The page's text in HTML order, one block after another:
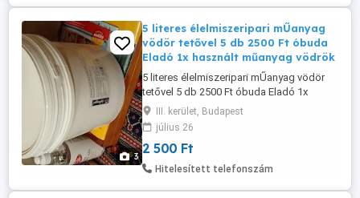
nekünk ...
3
5 literes élelmiszeripari mŰanyag
vödör tetővel 5 db 2500 Ft óbuda
Eladó 1x használt műanyag vödrök
5 literes élelmiszeripari mŰanyag vödör
tetővel 5 db 2500 Ft óbuda Eladó 1x
használt műanyag vödrök 5literes.
Gasztros . Tiszta Műanyag füles vödör
Tökéletes,a tej, sör, méz, egyéb élelmiszer
tárolásához, szállításához. posta
kizárolag előre fizetés után pl mpl postán
III. kerület, Budapest
július 26
2 500 Ft
Hitelesített telefonszám